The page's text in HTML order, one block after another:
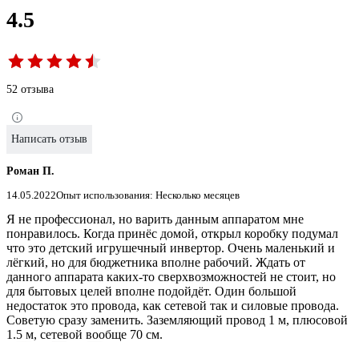
4.5
52 отзыва
Написать отзыв
Роман П.
14.05.2022Опыт использования: Несколько месяцев
Я не профессионал, но варить данным аппаратом мне
понравилось. Когда принёс домой, открыл коробку подумал
что это детский игрушечный инвертор. Очень маленький и
лёгкий, но для бюджетника вполне рабочий. Ждать от
данного аппарата каких-то сверхвозможностей не стоит, но
для бытовых целей вполне подойдёт. Один большой
недостаток это провода, как сетевой так и силовые провода.
Советую сразу заменить. Заземляющий провод 1 м, плюсовой
1.5 м, сетевой вообще 70 см.